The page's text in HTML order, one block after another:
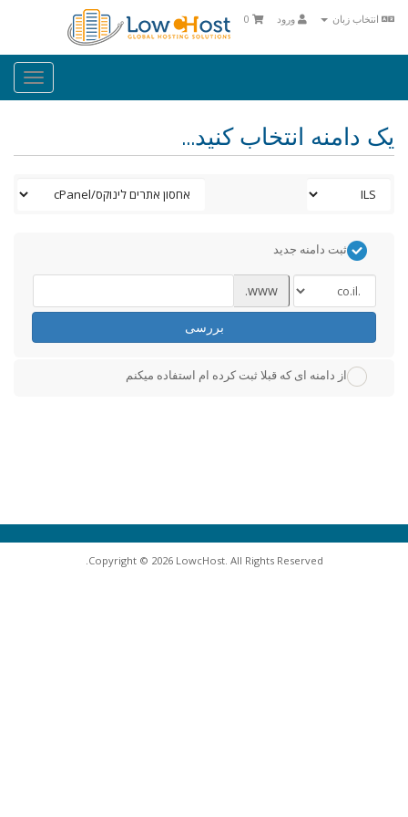
انتخاب زبان ورود 0
یک دامنه انتخاب کنید...
ثبت دامنه جدید
www.
بررسی
از دامنه ای که قبلا ثبت کرده ام استفاده میکنم
Copyright © 2026 LowcHost. All Rights Reserved.